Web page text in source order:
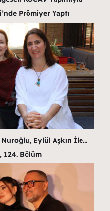
Prömiyer Yaptı
Nuroğlu, Eylül Aşkın İle…
124. Bölüm